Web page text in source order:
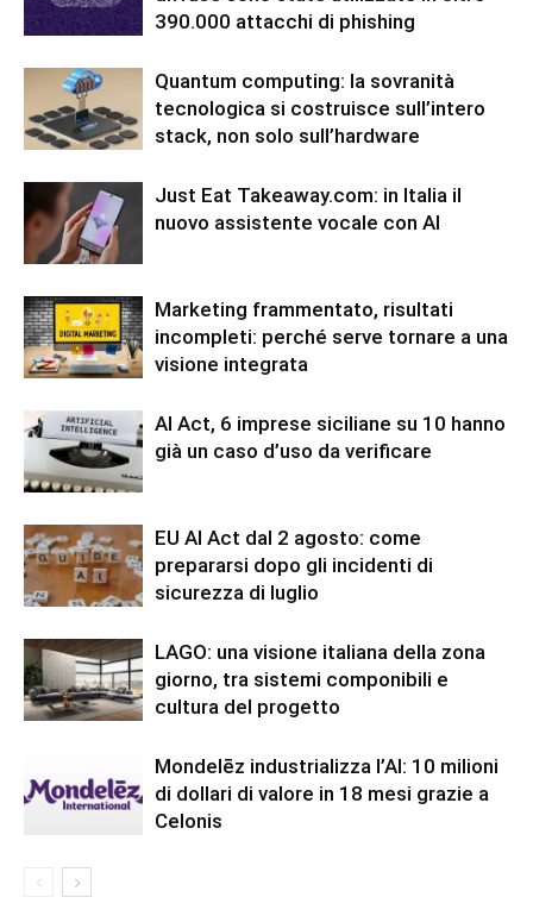
390.000 attacchi di phishing
Quantum computing: la sovranità
tecnologica si costruisce sull’intero
stack, non solo sull’hardware
Just Eat Takeaway.com: in Italia il
nuovo assistente vocale con AI
Marketing frammentato, risultati
incompleti: perché serve tornare a una
visione integrata
AI Act, 6 imprese siciliane su 10 hanno
già un caso d’uso da verificare
EU AI Act dal 2 agosto: come
prepararsi dopo gli incidenti di
sicurezza di luglio
LAGO: una visione italiana della zona
giorno, tra sistemi componibili e
cultura del progetto
Mondelēz industrializza l’AI: 10 milioni
di dollari di valore in 18 mesi grazie a
Celonis